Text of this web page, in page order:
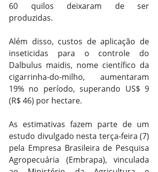
60 quilos deixaram de ser
produzidas.
Além disso, custos de aplicação de
inseticidas para o controle do
Dalbulus maidis, nome científico da
cigarrinha-do-milho, aumentaram
19% no período, superando US$ 9
(R$ 46) por hectare.
As estimativas fazem parte de um
estudo divulgado nesta terça-feira (7)
pela Empresa Brasileira de Pesquisa
Agropecuária (Embrapa), vinculada